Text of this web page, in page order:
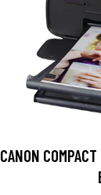
CANON